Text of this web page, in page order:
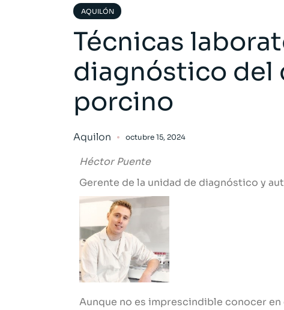
AQUILÓN
Técnicas
diagnóstico del
porcino
Aquilon octubre 15, 2024
Héctor Puente
Gerente de la unidad de diagnóstico y
Aunque no es imprescindible conocer